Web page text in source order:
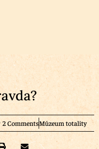
2 CommentsMúzeum totality